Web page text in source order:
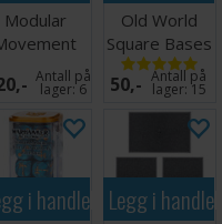
Modular
TraysAntall på
lager:6
Old World
Square Bases
40mm x5
50,- Antall på
lager: 15
i handlekurven
Legg i